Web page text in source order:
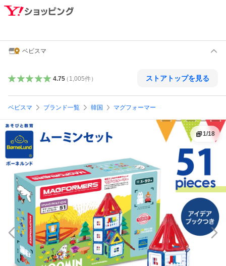
ベビスマ
4.75（ 1,005件） ストアトップを見る
ベビスマ ブランド一覧 韓国 マグフォーマー
1/18